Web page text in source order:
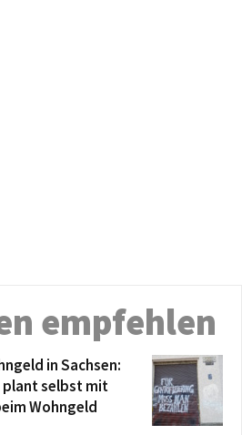
empfehlen
in Sachsen:
plant selbst mit
Wohngeld